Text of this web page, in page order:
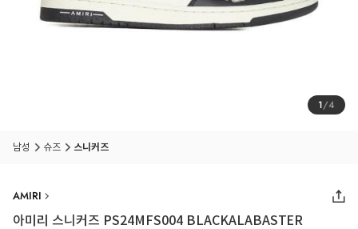
1/4
남성 슈즈 스니커즈
AMIRI
아미리 스니커즈 PS24MFS004 BLACKALABASTER